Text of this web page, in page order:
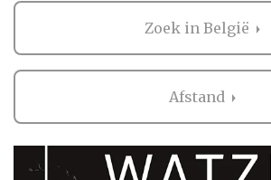
Nederland biedt een breed
prachtige plekken waar je op je
romantisch aanzoek in de
grachten van Amsterdam, onder
historische torens van de Dom
in de serene tuinen van Paleis
Zoek in België
Afstand